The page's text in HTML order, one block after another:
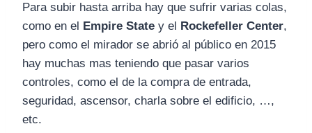
Para subir hasta arriba hay que sufrir varias colas,
como en el
Empire State y el Rockefeller Center,
pero como el mirador se abrió al público en 2015
hay muchas mas teniendo que pasar varios
controles, como el de la compra de entrada,
seguridad, ascensor, charla sobre el edificio, …,
etc.